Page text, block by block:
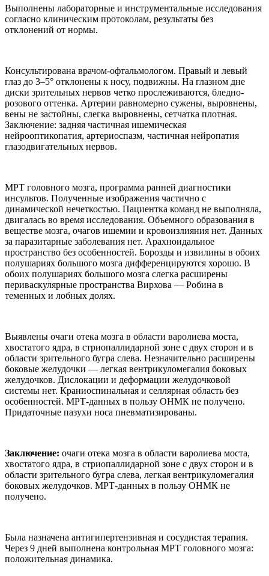
Выполнены лабораторные и инструментальные исследования
согласно клиническим протоколам, результаты без
отклонений от нормы.
Консультирована врачом-офтальмологом. Правый и левый
глаз до 3–5° отклонены к носу, подвижны. На глазном дне
диски зрительных нервов четко прослеживаются, бледно-
розового оттенка. Артерии равномерно сужены, выровнены,
вены не застойны, слегка выровнены, сетчатка плотная.
Заключение: задняя частичная ишемическая
нейрооптикопатия, артериоспазм, частичная нейропатия
глазодвигательных нервов.
МРТ головного мозга, программа ранней диагностики
инсультов. Полученные изображения частично с
динамической нечеткостью. Пациентка команд не выполняла,
двигалась во время исследования. Объемного образования в
веществе мозга, очагов ишемии и кровоизлияния нет. Данных
за паразитарные заболевания нет. Арахноидальное
пространство без особенностей. Борозды и извилины в обоих
полушариях большого мозга дифференцируются хорошо. В
обоих полушариях большого мозга слегка расширены
периваскулярные пространства Вирхова — Робина в
теменных и лобных долях.
Выявлены очаги отека мозга в области варолиева моста,
хвостатого ядра, в стриопаллидарной зоне с двух сторон и в
области зрительного бугра слева. Незначительно расширены
боковые желудочки — легкая вентрикуломегалия боковых
желудочков. Дислокации и деформации желудочковой
системы нет. Краниоспинальная и селлярная область без
особенностей. МРТ-данных в пользу ОНМК не получено.
Придаточные пазухи носа пневматизированы.
Заключение: очаги отека мозга в области варолиева моста,
хвостатого ядра, в стриопаллидарной зоне с двух сторон и в
области зрительного бугра слева, легкая вентрикуломегалия
боковых желудочков. МРТ-данных в пользу ОНМК не
получено.
Была назначена антигипертензивная и сосудистая терапия.
Через 9 дней выполнена контрольная МРТ головного мозга:
положительная динамика.